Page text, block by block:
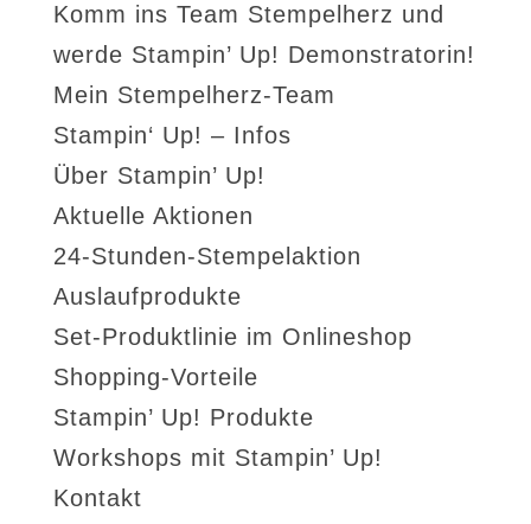
Komm ins Team Stempelherz und
werde Stampin’ Up! Demonstratorin!
Mein Stempelherz-Team
Stampin‘ Up! – Infos
Über Stampin’ Up!
Aktuelle Aktionen
24-Stunden-Stempelaktion
Auslaufprodukte
Set-Produktlinie im Onlineshop
Shopping-Vorteile
Stampin’ Up! Produkte
Workshops mit Stampin’ Up!
Kontakt